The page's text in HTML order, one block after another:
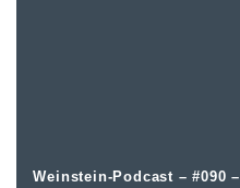
Weinstein-Podcast – #090 –